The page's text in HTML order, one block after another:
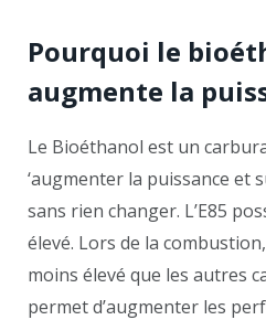
Pourquoi le
augmente la
Le Bioéthanol est un
‘augmenter la puissance et
sans rien changer. L’E85
élevé. Lors de la
moins élevé que les autres
permet d’augmenter les